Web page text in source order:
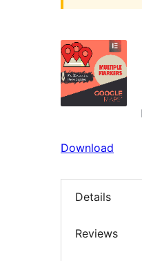
Download
Details
Reviews